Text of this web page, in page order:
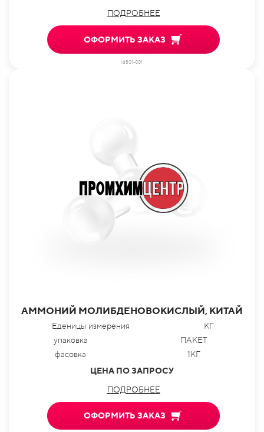
ПОДРОБНЕЕ
ОФОРМИТЬ ЗАКАЗ
id801-001
АММОНИЙ МОЛИБДЕНОВОКИСЛЫЙ, КИТАЙ
Еденицы измерения
КГ
упаковка
ПАКЕТ
фасовка
1КГ
ЦЕНА ПО ЗАПРОСУ
ПОДРОБНЕЕ
ОФОРМИТЬ ЗАКАЗ